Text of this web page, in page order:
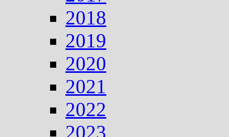
2018
2019
2020
2021
2022
2023